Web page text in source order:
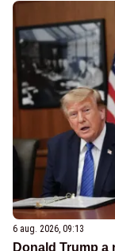
6 aug. 2026, 09:13
Donald Trump